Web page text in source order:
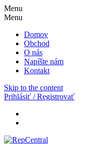
Menu
Menu
Domov
Obchod
O nás
Napíšte nám
Kontakt
Skip to the content
Prihlásiť / Registrovať